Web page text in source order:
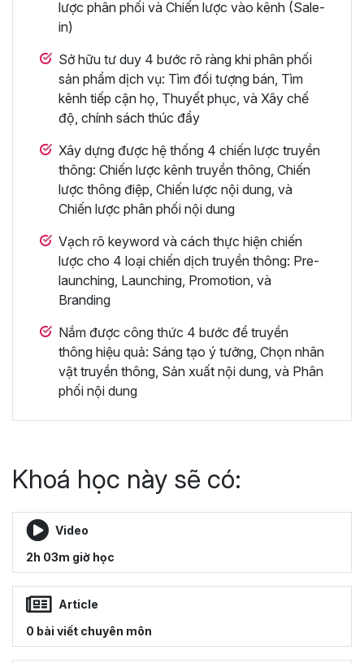
lược phân phối và Chiến lược vào kênh (Sale-
in)
Sở hữu tư duy 4 bước rõ ràng khi phân phối
sản phẩm dịch vụ: Tìm đối tượng bán, Tìm
kênh tiếp cận họ, Thuyết phục, và Xây chế
độ, chính sách thúc đẩy
Xây dựng được hệ thống 4 chiến lược truyền
thông: Chiến lược kênh truyền thông, Chiến
lược thông điệp, Chiến lược nội dung, và
Chiến lược phân phối nội dung
Vạch rõ keyword và cách thực hiện chiến
lược cho 4 loại chiến dịch truyền thông: Pre-
launching, Launching, Promotion, và
Branding
Nắm được công thức 4 bước để truyền
thông hiệu quả: Sáng tạo ý tưởng, Chọn nhân
vật truyền thông, Sản xuất nội dung, và Phân
phối nội dung
Khoá học này sẽ có:
Video
2h 03m giờ học
Article
0 bài viết chuyên môn